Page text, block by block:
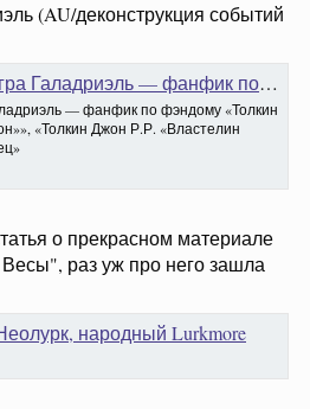
(AU/деконструкция событий
Джон Р.Р. «Сильмариллион»», «Толкин Джон Р.Р. «Властелин колец»», «Властелин Колец»
— фанфик по фэндому «Толкин
«Толкин Джон Р.Р. «Властелин
о прекрасном материале
раз уж про него зашла
народный Lurkmore